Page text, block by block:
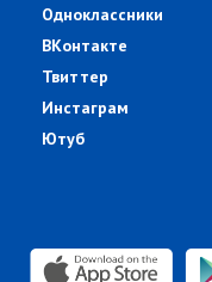
Одноклассники
ВКонтакте
Твиттер
Инстаграм
Ютуб